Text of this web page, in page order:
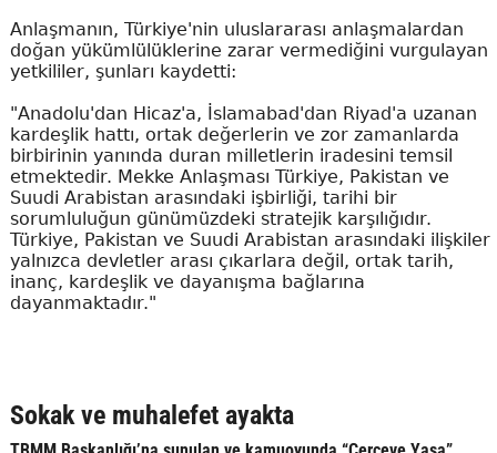
Anlaşmanın, Türkiye'nin uluslararası anlaşmalardan
doğan yükümlülüklerine zarar vermediğini vurgulayan
yetkililer, şunları kaydetti:
"Anadolu'dan Hicaz'a, İslamabad'dan Riyad'a uzanan
kardeşlik hattı, ortak değerlerin ve zor zamanlarda
birbirinin yanında duran milletlerin iradesini temsil
etmektedir. Mekke Anlaşması Türkiye, Pakistan ve
Suudi Arabistan arasındaki işbirliği, tarihi bir
sorumluluğun günümüzdeki stratejik karşılığıdır.
Türkiye, Pakistan ve Suudi Arabistan arasındaki ilişkiler
yalnızca devletler arası çıkarlara değil, ortak tarih,
inanç, kardeşlik ve dayanışma bağlarına
dayanmaktadır."
Sokak ve muhalefet ayakta